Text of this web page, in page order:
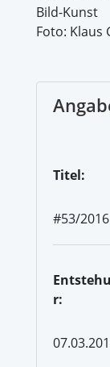
Bild-Kunst
Foto: Klaus
Titel:
#53/2016
r: